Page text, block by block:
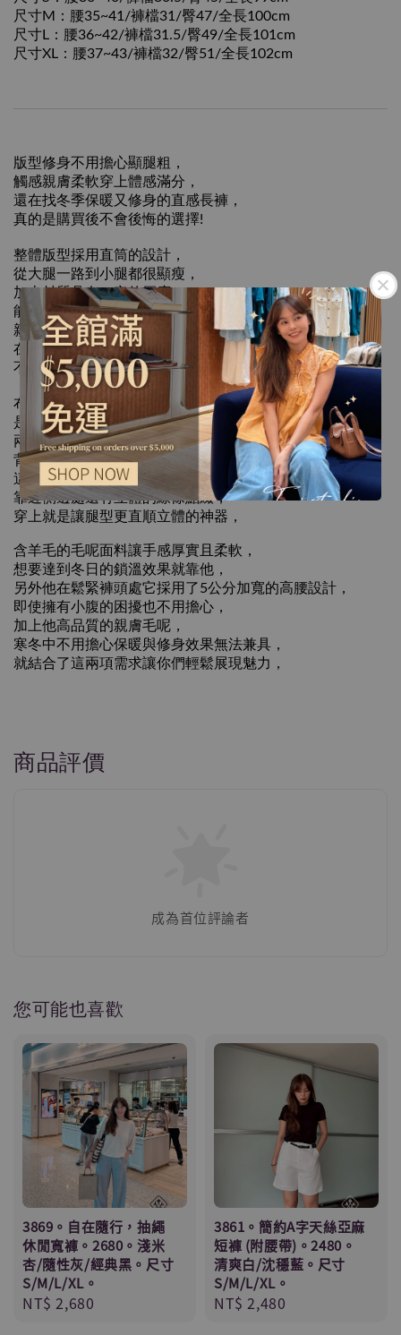
尺寸M：腰35~41/褲檔31/臀47/全長100cm
尺寸L：腰36~42/褲檔31.5/臀49/全長101cm
尺寸XL：腰37~43/褲檔32/臀51/全長102cm
版型修身不用擔心顯腿粗，
觸感親膚柔軟穿上體感滿分，
還在找冬季保暖又修身的直感長褲，
真的是購買後不會後悔的選擇!
整體版型採用直筒的設計，
從大腿一路到小腿都很顯瘦，
加上材質具有一定的厚度，
能夠有效在寒冬中保有溫暖的效果，
親膚性極高，敏感肌膚也能輕鬆入手，
在優異材質的加持下，
不用費心整理隨手一搭就能出門。
布料上有著法式感的層次人字紋設計，
是一款擁有舒適度與高顏值的優秀品，
兩側都有口袋的設計卻不顯胯寬，
背後簡約無設計讓整體視覺更直順，
這款是沒有拉鍊的設計，但穿起來不會鬆垮或緊繃，
靠近側邊處還有立體的線條點綴，
穿上就是讓腿型更直順立體的神器，
含羊毛的毛呢面料讓手感厚實且柔軟，
想要達到冬日的鎖溫效果就靠他，
另外他在鬆緊褲頭處它採用了5公分加寬的高腰設計，
即使擁有小腹的困擾也不用擔心，
加上他高品質的親膚毛呢，
寒冬中不用擔心保暖與修身效果無法兼具，
就結合了這兩項需求讓你們輕鬆展現魅力，
商品評價
成為首位評論者
您可能也喜歡
3869。自在隨行，抽繩
休閒寬褲。2680。淺米
杏/隨性灰/經典黑。尺寸
S/M/L/XL。
Regular
NT$ 2,680
3861。簡約A字天絲亞麻
短褲 (附腰帶)。2480。
清爽白/沈穩藍。尺寸
S/M/L/XL。
Regular
NT$ 2,480